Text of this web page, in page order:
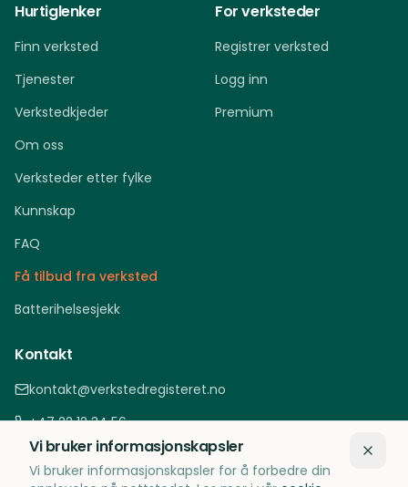
Hurtiglenker
Finn verksted
Tjenester
Verkstedkjeder
Om oss
Verksteder etter fylke
Kunnskap
FAQ
Få tilbud fra verksted
Batterihelsesjekk
For verksteder
Registrer verksted
Logg inn
Premium
Kontakt
kontakt@verkstedregisteret.no
+47 22 12 34 56
Oslo, Norge
Vi bruker informasjonskapsler
Vi bruker informasjonskapsler for å forbedre din